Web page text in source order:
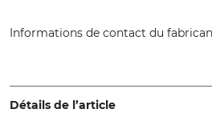
Informations de contact du
Germany,
Détails de l’article